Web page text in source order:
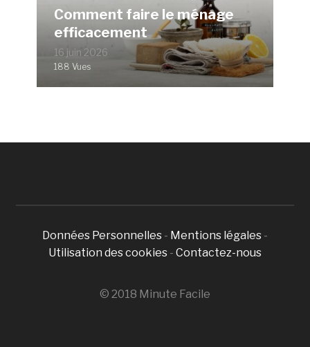
Comment faire le ménage
efficacement
16 juin 2026
188 Vues
Données Personnelles - Mentions légales -
Utilisation des cookies - Contactez-nous
© 2018 Minute Facile